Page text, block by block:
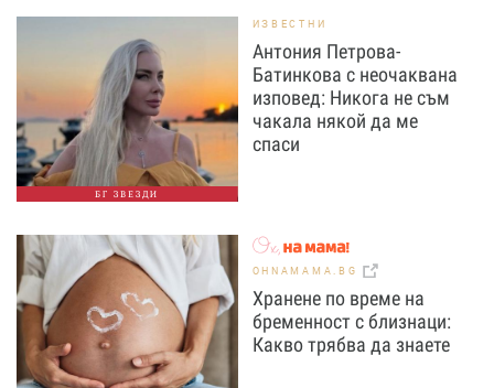
БГ ЗВЕЗДИ
ИЗВЕСТНИ
Антония Петрова-
Батинкова с неочаквана
изповед: Никога не съм
чакала някой да ме
спаси
OHNAMAMA.BG
Хранене по време на
бременност с близнаци:
Какво трябва да знаете